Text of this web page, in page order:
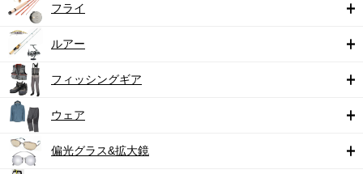
フライ
ルアー
フィッシングギア
ウェア
偏光グラス&拡大鏡